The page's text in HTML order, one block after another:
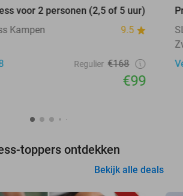
voor 2 personen (2,5 of 5 uur)
Kampen
9.5
Regulier €168
€99
toppers ontdekken
Bekijk alle deals